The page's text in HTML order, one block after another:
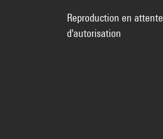
Reproduction en attente
d'autorisation